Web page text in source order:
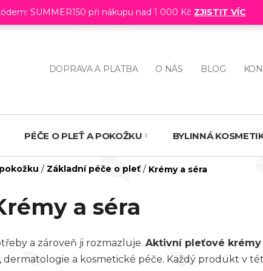
SUMMER150 při nákupu nad 1 000 Kč ZJISTIT VÍC
DOPRAVA A PLATBA O NÁS BLOG
PÉČE O PLEŤ A POKOŽKU BYLINNÁ
/ Základní péče o pleť / Krémy a séra
a séra
a zároveň ji rozmazluje. Aktivní pleťové krémy
a kosmetické péče. Každý produkt v